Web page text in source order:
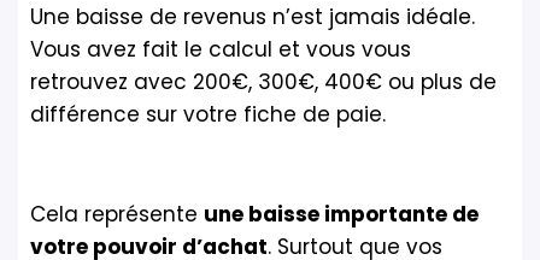
Une baisse de revenus n’est jamais idéale.
Vous avez fait le calcul et vous vous
retrouvez avec 200€, 300€, 400€ ou plus de
différence sur votre fiche de paie.
Cela représente une baisse importante de
votre pouvoir d’achat. Surtout que vos